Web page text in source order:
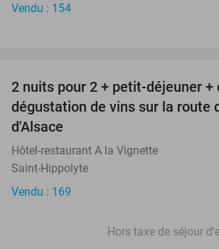
Vendu : 154
2 nuits pour 2 + petit-déjeuner +
dégustation de vins sur la route
d'Alsace
Hôtel-restaurant A la Vignette
Saint-Hippolyte
Vendu : 169
Hors taxe de séjour